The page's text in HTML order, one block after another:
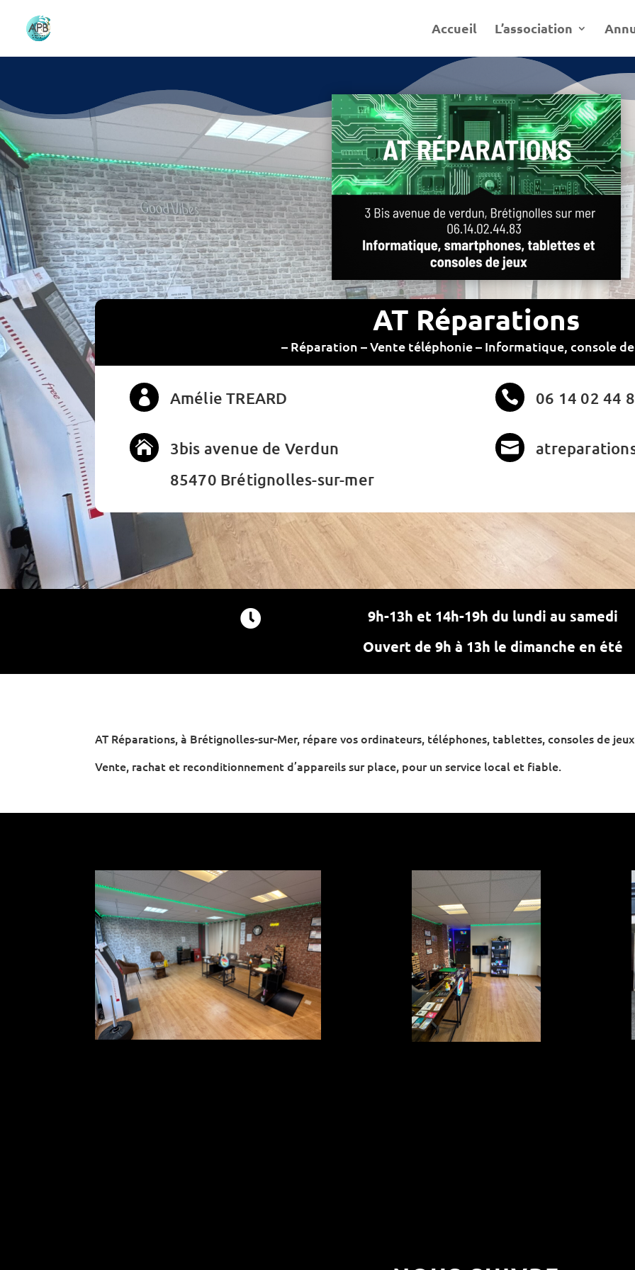
Accueil L’association
AT Réparations
– Réparation – Vente téléphonie – Informatique, console
 Amélie TREARD

3bis avenue de Verdun
85470 Brétignolles-sur-mer
 06 14 02 44


9h-13h et 14h-19h du lundi au samedi
Ouvert de 9h à 13h le dimanche en été
AT Réparations, à Brétignolles-sur-Mer, répare vos ordinateurs, téléphones, tablettes, consoles de
Vente, rachat et reconditionnement d’appareils sur place, pour un service local et fiable.